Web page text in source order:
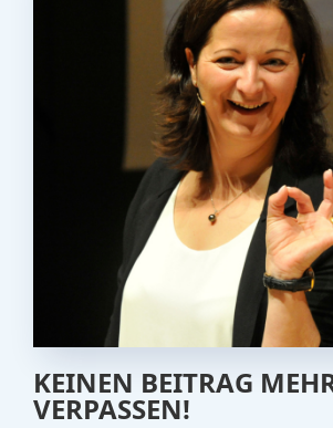
KEINEN BEITRAG
VERPASSEN!